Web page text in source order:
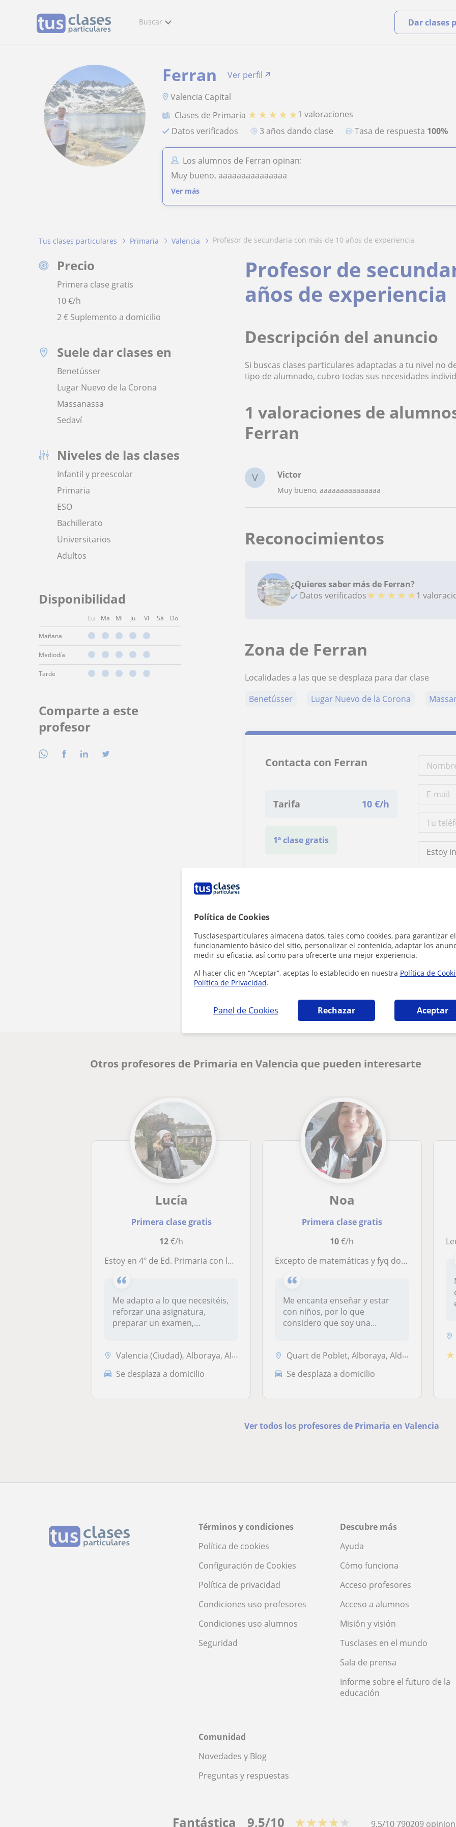
Política de Cookies
Tusclasesparticulares almacena datos, tales como cookies, para garantizar el
funcionamiento básico del sitio, personalizar el contenido, adaptar los
medir su eficacia, así como para ofrecerte una mejor experiencia.
Al hacer clic en “Aceptar”, aceptas lo establecido en nuestra Política de
Política de Privacidad.
Panel de Cookies Rechazar Aceptar
Buscar Dar clases
Ferran
Ver perfil
Valencia Capital
Clases de Primaria ★ ★ ★ ★ ★1 valoraciones
Datos verificados
3 años dando clase Tasa de respuesta 100%
Los alumnos de Ferran opinan:
Muy bueno, aaaaaaaaaaaaaaa
Ver más
Tus clases particulares Primaria Valencia profesor de secundaria con más de 10 años de experiencia
Precio
Primera clase gratis
10€/h
2 € Suplemento a domicilio
Suele dar clases en
Benetússer
Lugar Nuevo de la Corona
Massanassa
Sedaví
Niveles de las clases
Infantil y preescolar
Primaria
ESO
Bachillerato
Universitarios
Adultos
Disponibilidad
Lu Ma Mi Ju Vi Sá Do
Mañana
Mediodía
Tarde
Comparte a este
profesor
Profesor de
años de experiencia
Descripción del anuncio
Si buscas clases particulares adaptadas a tu nivel no
tipo de alumnado, cubro todas sus necesidades
1 valoraciones de
Ferran
V Victor
Muy bueno, aaaaaaaaaaaaaaa
Reconocimientos
¿Quieres saber más de Ferran?
Datos verificados★ ★ ★ ★ ★1
Zona de Ferran
Localidades a las que se desplaza para dar clase
Benetússer
Lugar Nuevo de la Corona
Contacta con Ferran
Tarifa 10 €/h
1ª clase gratis
¿Hay algún error en este perfil?
Otros profesores de Primaria en Valencia que pueden interesarte
Lucía
Primera clase gratis
12€/h
Estoy en 4º de Ed. Primaria con la mención de deporte. Estoy estudiando para el C2 de Valenciano e Inglés y cuento con el c1 ya
Me adapto a lo que necesitéis,
reforzar una asignatura,
preparar un examen,
Valencia (Ciudad), Alboraya, Almàssera, Tavernes Blanques
Se desplaza a domicilio
Noa
Primera clase gratis
10€/h
Excepto de matemáticas y fyq doy clase de todas las materias y ambientado a preferiblemente hasta 2 ESO
Me encanta enseñar y estar
con niños, por lo que
considero que soy una
Quart de Poblet, Alboraya, Aldaia, Manises, Mislata, Xirivella
Se desplaza a domicilio
★
Ver todos los profesores de Primaria en Valencia
Términos y condiciones
Política de cookies
Configuración de Cookies
Política de privacidad
Condiciones uso profesores
Condiciones uso alumnos
Seguridad
Descubre más
Ayuda
Cómo funciona
Acceso profesores
Acceso a alumnos
Misión y visión
Tusclases en el mundo
Sala de prensa
Informe sobre el futuro de la
educación
Comunidad
Novedades y Blog
Preguntas y respuestas
Fantástica 9,5/10 ★★★★★ 9,5/10790209